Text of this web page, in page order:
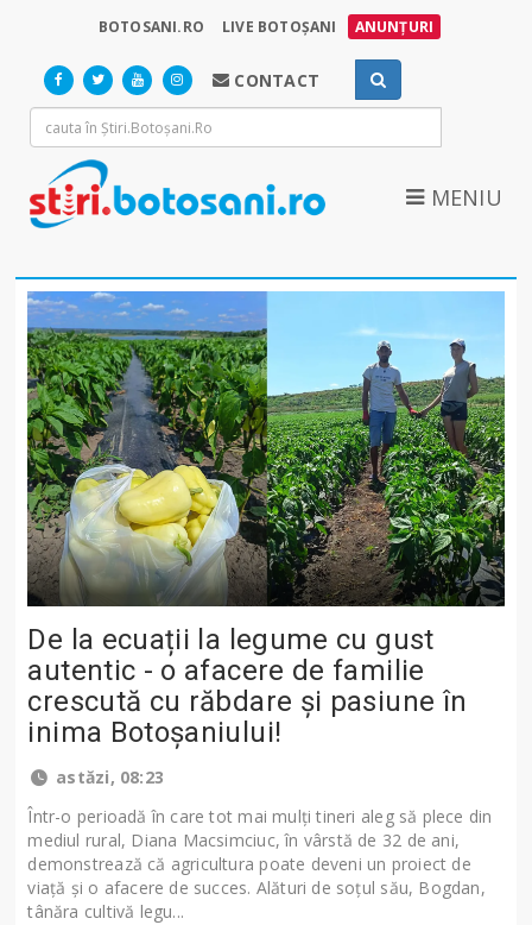
BOTOSANI.RO LIVE BOTOȘANI ANUNȚURI
CONTACT
MENIU
De la ecuații la legume cu gust
autentic - o afacere de familie
crescută cu răbdare și pasiune în
inima Botoșaniului!
astăzi, 08:23
Într-o perioadă în care tot mai mulți tineri aleg să plece din
mediul rural, Diana Macsimciuc, în vârstă de 32 de ani,
demonstrează că agricultura poate deveni un proiect de
viață și o afacere de succes. Alături de soțul său, Bogdan,
tânăra cultivă legu...